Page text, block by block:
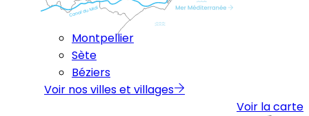
Montpellier
Sète
Béziers
Voir nos villes et villages
Voir la carte